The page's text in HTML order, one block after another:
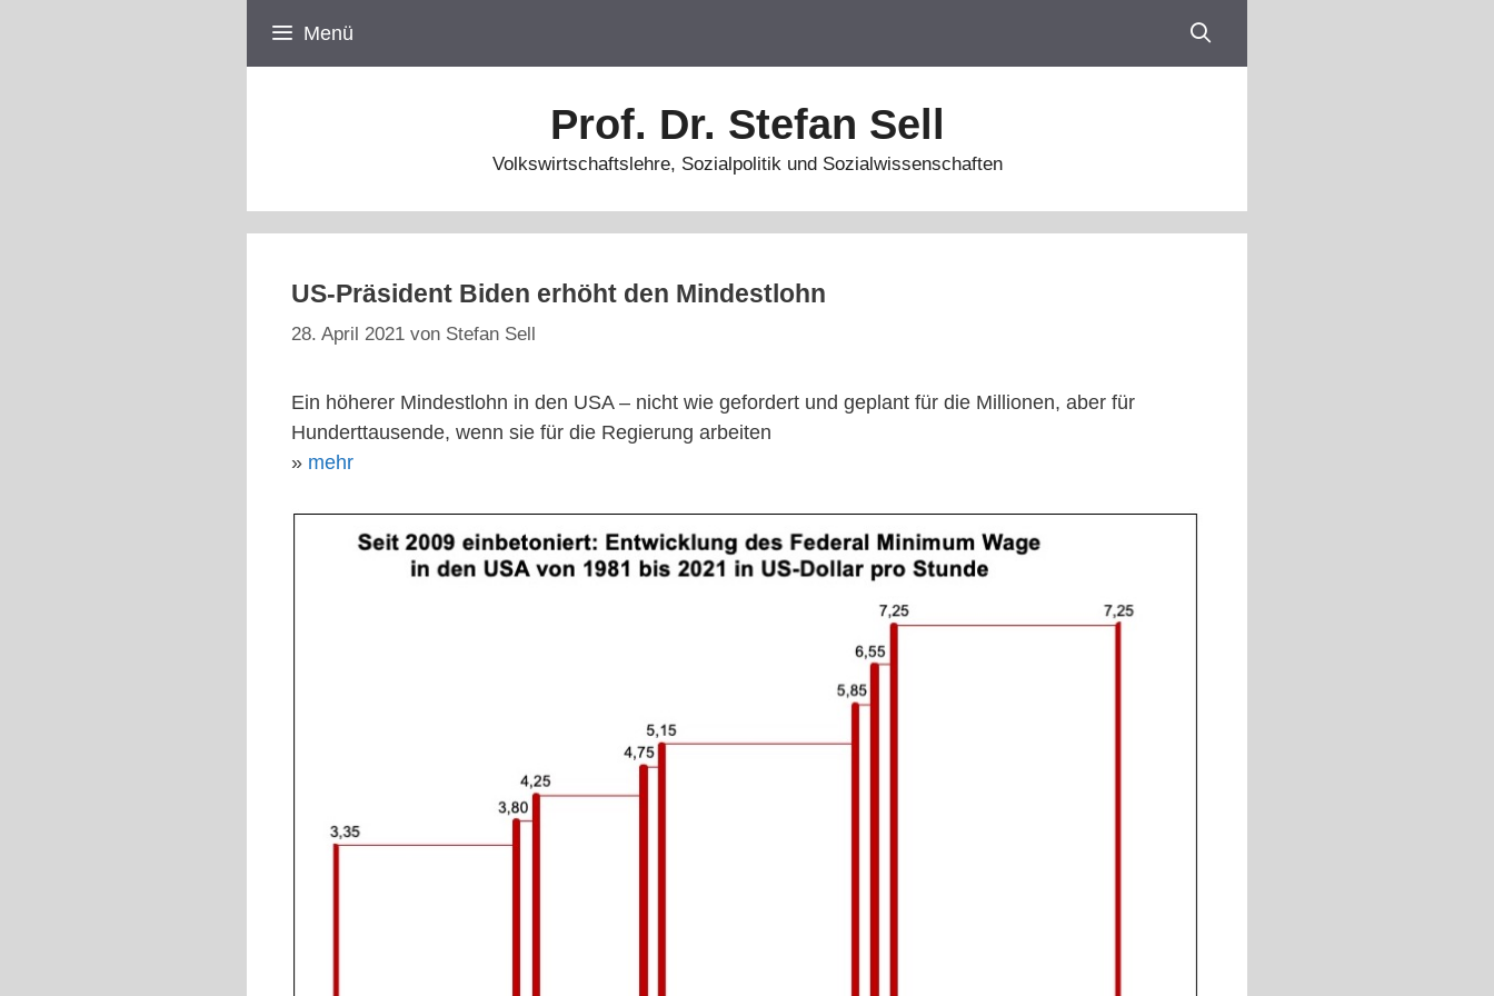
Menü
Prof. Dr. Stefan Sell
Volkswirtschaftslehre, Sozialpolitik und Sozialwissenschaften
US-Präsident Biden erhöht den Mindestlohn
28. April 2021 von Stefan Sell
Ein höherer Mindestlohn in den USA – nicht wie gefordert und geplant für die Millionen, aber für
Hunderttausende, wenn sie für die Regierung arbeiten
» mehr